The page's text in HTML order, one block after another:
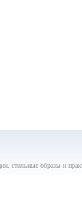
стильные образы и